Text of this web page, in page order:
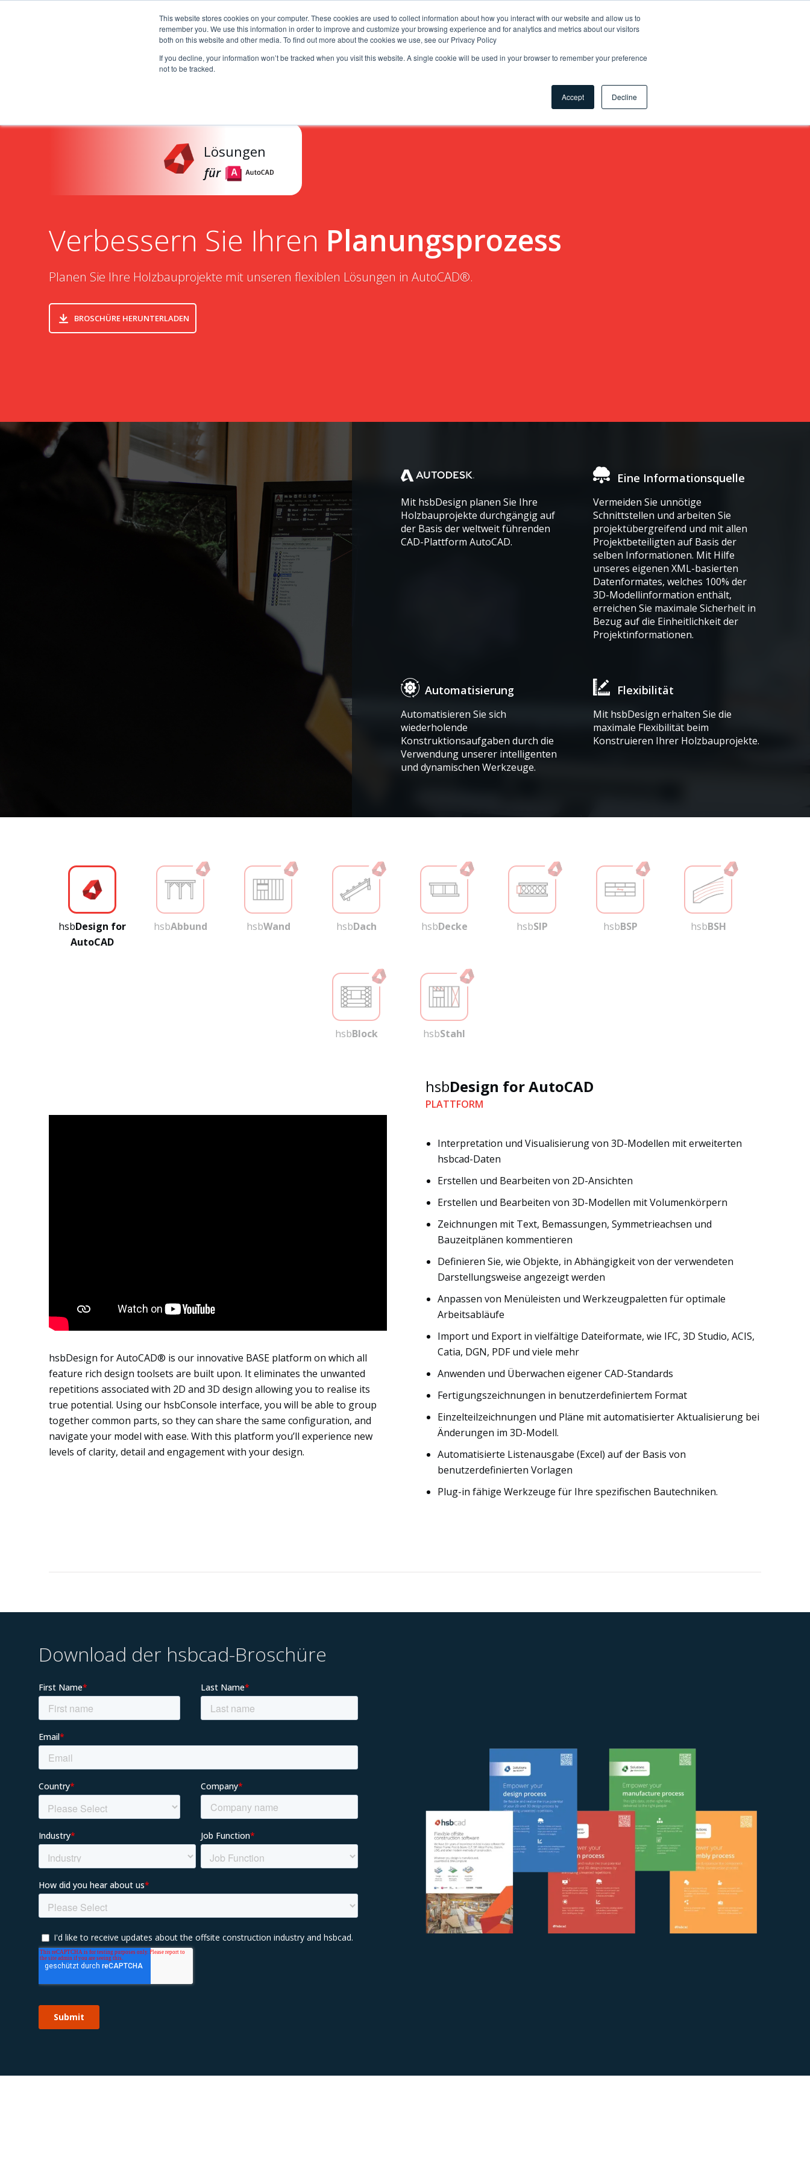
This website stores cookies on your computer. These cookies are used to collect information about how you interact with our website and allow us to
remember you. We use this information in order to improve and customize your browsing experience and for analytics and metrics about our visitors
both on this website and other media. To find out more about the cookies we use, see our Privacy Policy
If you decline, your information won’t be tracked when you visit this website. A single cookie will be used in your browser to remember your preference
not to be tracked.
Accept Decline
Startseite Anwendungsbereiche Lösungen Ressourcen Über uns Nachhaltigkeit 🌿 Karriere
Lösungen
für
Verbessern Sie Ihren Planungsprozess
Planen Sie Ihre Holzbauprojekte mit unseren flexiblen Lösungen in AutoCAD®.
BROSCHÜRE HERUNTERLADEN
Mit hsbDesign planen Sie Ihre
Holzbauprojekte durchgängig auf
der Basis der weltweit führenden
CAD-Plattform AutoCAD.
Eine Informationsquelle
Vermeiden Sie unnötige
Schnittstellen und arbeiten Sie
projektübergreifend und mit allen
Projektbeteiligten auf Basis der
selben Informationen. Mit Hilfe
unseres eigenen XML-basierten
Datenformates, welches 100% der
3D-Modellinformation enthält,
erreichen Sie maximale Sicherheit in
Bezug auf die Einheitlichkeit der
Projektinformationen.
Automatisierung
Automatisieren Sie sich
wiederholende
Konstruktionsaufgaben durch die
Verwendung unserer intelligenten
und dynamischen Werkzeuge.
Flexibilität
Mit hsbDesign erhalten Sie die
maximale Flexibilität beim
Konstruieren Ihrer Holzbauprojekte.
hsbDesign for
AutoCAD
hsbAbbund hsbWand hsbDach hsbDecke hsbSIP hsbBSP hsbBSH
hsbBlock hsbStahl
hsbDesign for AutoCAD® is our innovative BASE platform on which all
feature rich design toolsets are built upon. It eliminates the unwanted
repetitions associated with 2D and 3D design allowing you to realise its
true potential. Using our hsbConsole interface, you will be able to group
together common parts, so they can share the same configuration, and
navigate your model with ease. With this platform you’ll experience new
levels of clarity, detail and engagement with your design.
hsbDesign for AutoCAD
PLATTFORM
Interpretation und Visualisierung von 3D-Modellen mit erweiterten
hsbcad-Daten
Erstellen und Bearbeiten von 2D-Ansichten
Erstellen und Bearbeiten von 3D-Modellen mit Volumenkörpern
Zeichnungen mit Text, Bemassungen, Symmetrieachsen und
Bauzeitplänen kommentieren
Definieren Sie, wie Objekte, in Abhängigkeit von der verwendeten
Darstellungsweise angezeigt werden
Anpassen von Menüleisten und Werkzeugpaletten für optimale
Arbeitsabläufe
Import und Export in vielfältige Dateiformate, wie IFC, 3D Studio, ACIS,
Catia, DGN, PDF und viele mehr
Anwenden und Überwachen eigener CAD-Standards
Fertigungszeichnungen in benutzerdefiniertem Format
Einzelteilzeichnungen und Pläne mit automatisierter Aktualisierung bei
Änderungen im 3D-Modell.
Automatisierte Listenausgabe (Excel) auf der Basis von
benutzerdefinierten Vorlagen
Plug-in fähige Werkzeuge für Ihre spezifischen Bautechniken.
Download der hsbcad-Broschüre